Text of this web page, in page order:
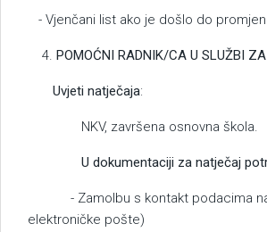
- Vjenčani list ako je došlo do
POMOĆNI RADNIK/CA U SLUŽBI
Uvjeti natječaja:
NKV, završena osnovna škola.
U dokumentaciji za natječaj
- Zamolbu s kontakt podacima na
elektroničke pošte)